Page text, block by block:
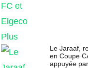
Le Jaraaf,
en Coupe
appuyée